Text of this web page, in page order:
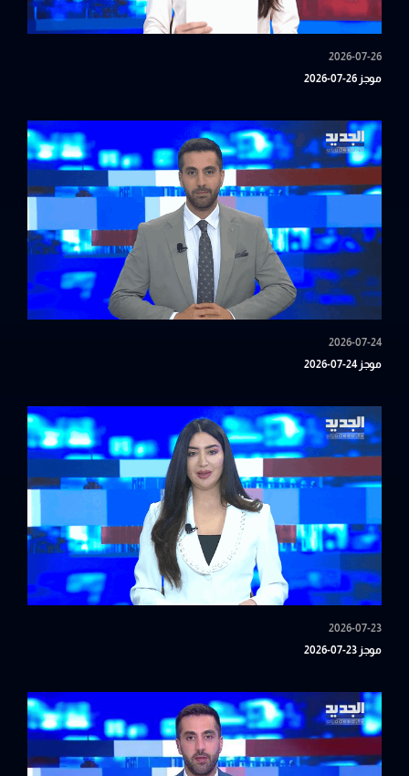
2026-07-26
موجز 26-07-2026
2026-07-24
موجز 24-07-2026
2026-07-23
موجز 23-07-2026